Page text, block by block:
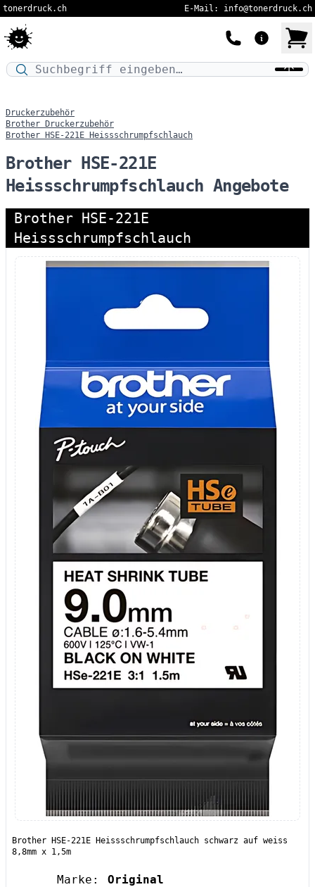
tonerdruck.ch E-Mail: info@tonerdruck.ch
Druckermodell oder Produktnamen eingeben…
Druckerzubehör
Brother Druckerzubehör
Brother HSE-221E Heissschrumpfschlauch
Brother HSE-221E
Heissschrumpfschlauch Angebote
Brother HSE-221E
Heissschrumpfschlauch
Brother HSE-221E Heissschrumpfschlauch schwarz auf weiss
8,8mm x 1,5m
Marke:
Original